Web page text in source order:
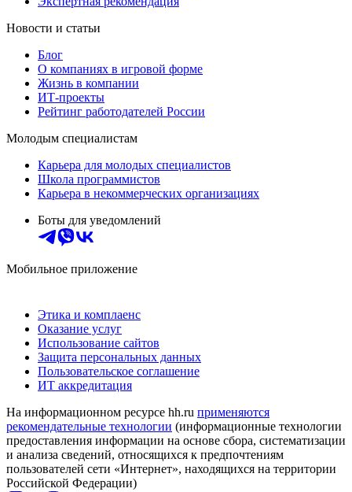
Новости и статьи
Блог
О компаниях в игровой форме
Жизнь в компании
ИТ-проекты
Рейтинг работодателей России
Молодым специалистам
Карьера для молодых специалистов
Школа программистов
Карьера в некоммерческих организациях
Боты для уведомлений
Мобильное приложение
Этика и комплаенс
Оказание услуг
Использование сайтов
Защита персональных данных
Пользовательское соглашение
ИТ аккредитация
На информационном ресурсе hh.ru применяются
рекомендательные технологии (информационные технологии
предоставления информации на основе сбора, систематизации
и анализа сведений, относящихся к предпочтениям
пользователей сети «Интернет», находящихся на территории
Российской Федерации)